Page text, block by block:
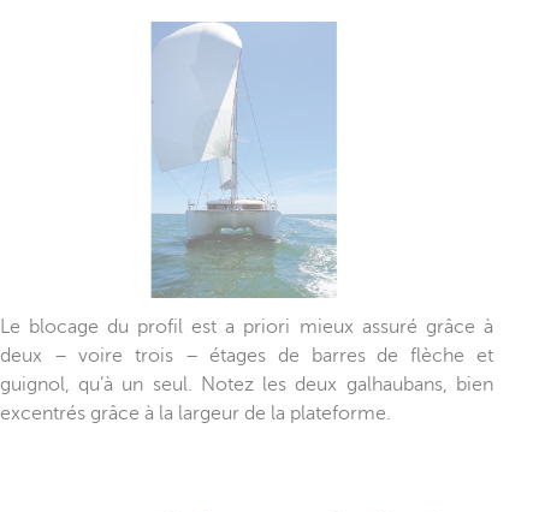
Le blocage du profil est a priori mieux assuré grâce à
deux – voire trois – étages de barres de flèche et
guignol, qu’à un seul. Notez les deux galhaubans, bien
excentrés grâce à la largeur de la plateforme.